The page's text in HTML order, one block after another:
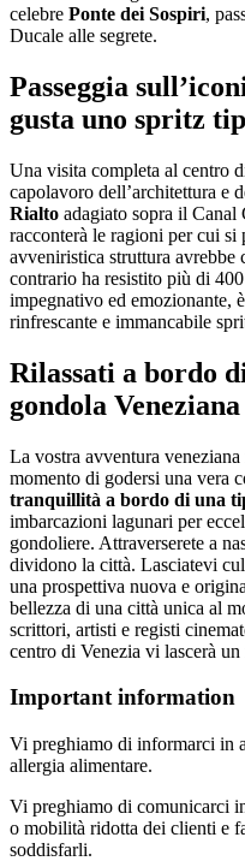
celebre Ponte dei Sospiri,
Ducale alle segrete.
Passeggia
gusta uno spritz
Una visita completa al centro
capolavoro dell’architettura e
Rialto adagiato sopra il Canal
racconterà le ragioni per cui si
avveniristica struttura avrebbe
contrario ha resistito più di
impegnativo ed emozionante,
rinfrescante e immancabile
Rilassati a bordo
gondola Veneziana
La vostra avventura
momento di godersi una vera
tranquillità a bordo di una
imbarcazioni lagunari per
gondoliere. Attraverserete a
dividono la città. Lasciatevi
una prospettiva nuova e
bellezza di una città unica al
scrittori, artisti e registi
centro di Venezia vi lascerà
Important information
Vi preghiamo di informarci in
allergia alimentare.
Vi preghiamo di comunicarci
o mobilità ridotta dei clienti e
soddisfarli.